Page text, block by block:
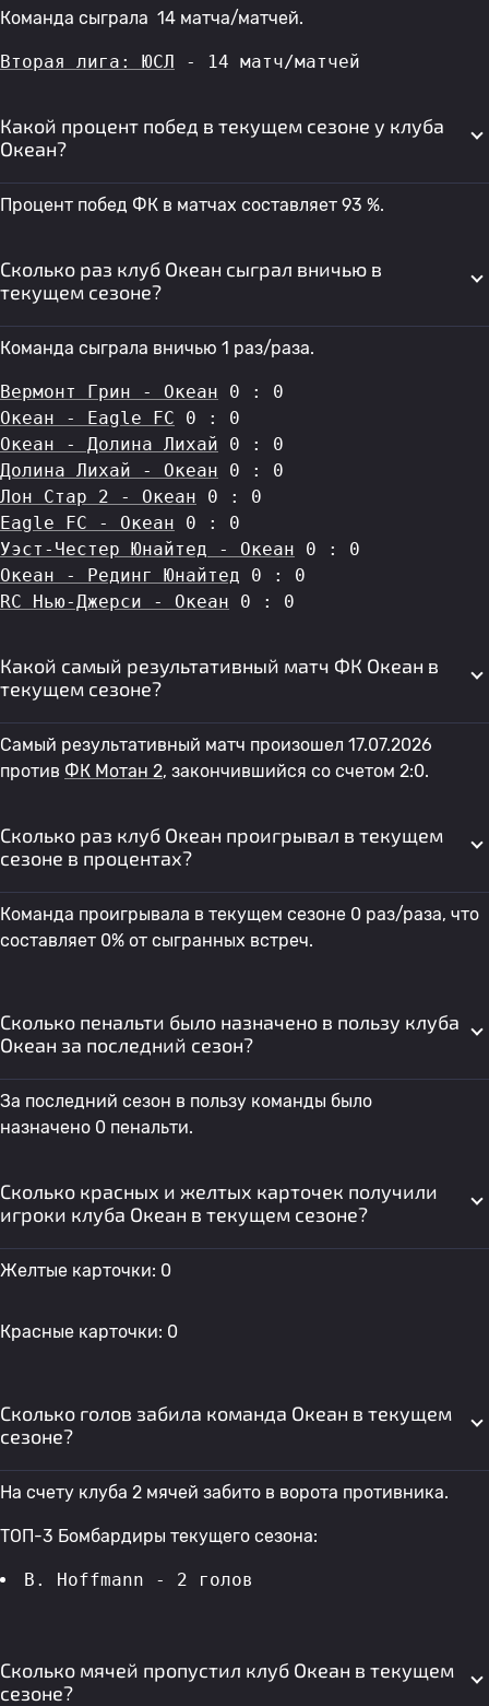
Команда сыграла 14 матча/матчей.
Вторая лига: ЮСЛ - 14 матч/матчей
Какой процент побед в текущем сезоне у клуба
Океан?
Процент побед ФК в матчах составляет 93 %.
Сколько раз клуб Океан сыграл вничью в
текущем сезоне?
Команда сыграла вничью 1 раз/раза.
Вермонт Грин - Океан 0 : 0
Океан - Eagle FC 0 : 0
Океан - Долина Лихай 0 : 0
Долина Лихай - Океан 0 : 0
Лон Стар 2 - Океан 0 : 0
Eagle FC - Океан 0 : 0
Уэст-Честер Юнайтед - Океан 0 : 0
Океан - Рединг Юнайтед 0 : 0
RC Нью-Джерси - Океан 0 : 0
Какой самый результативный матч ФК Океан в
текущем сезоне?
Самый результативный матч произошел 17.07.2026
против ФК Мотан 2, закончившийся со счетом 2:0.
Сколько раз клуб Океан проигрывал в текущем
сезоне в процентах?
Команда проигрывала в текущем сезоне 0 раз/раза, что
составляет 0% от сыгранных встреч.
Сколько пенальти было назначено в пользу клуба
Океан за последний сезон?
За последний сезон в пользу команды было
назначено 0 пенальти.
Сколько красных и желтых карточек получили
игроки клуба Океан в текущем сезоне?
Желтые карточки: 0
Красные карточки: 0
Сколько голов забила команда Океан в текущем
сезоне?
На счету клуба 2 мячей забито в ворота противника.
ТОП-3 Бомбардиры текущего сезона:
B. Hoffmann - 2 голов
Сколько мячей пропустил клуб Океан в текущем
сезоне?